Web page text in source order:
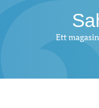
Ett